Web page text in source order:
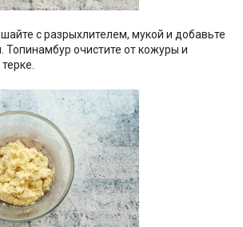
с разрыхлителем, мукой и добавьте
Топинамбур очистите от кожуры и